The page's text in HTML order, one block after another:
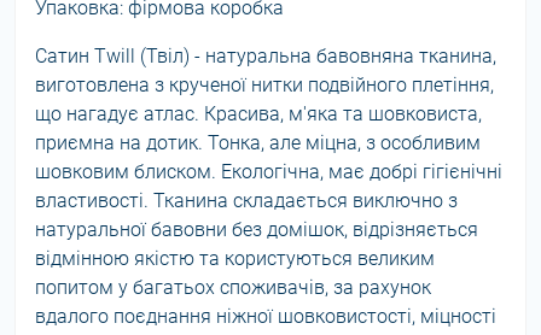
Упаковка: фірмова коробка
Сатин Twill (Твіл) - натуральна бавовняна тканина,
виготовлена ​​з крученої нитки подвійного плетіння,
що нагадує атлас. Красива, м'яка та шовковиста,
приємна на дотик. Тонка, але міцна, з особливим
шовковим блиском. Екологічна, має добрі гігієнічні
властивості. Тканина складається виключно з
натуральної бавовни без домішок, відрізняється
відмінною якістю та користуються великим
попитом у багатьох споживачів, за рахунок
вдалого поєднання ніжної шовковистості, міцності